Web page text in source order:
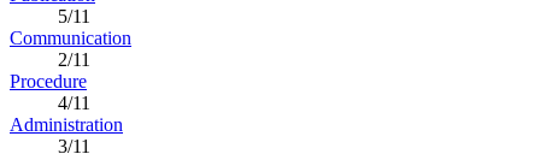
5/11
Communication
2/11
Procedure
4/11
Administration
3/11